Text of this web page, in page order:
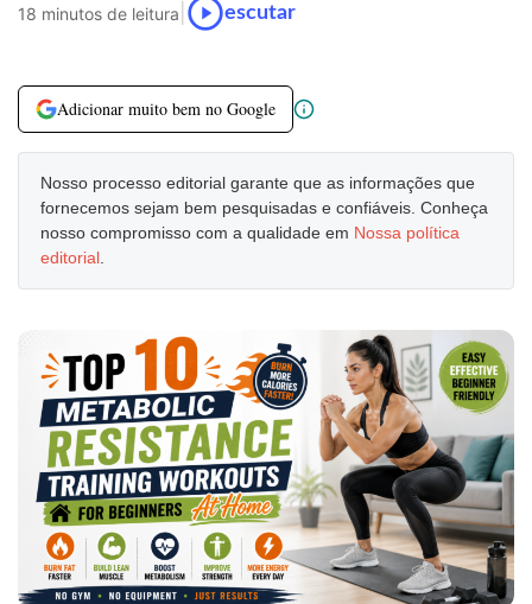
18 minutos de leitura escutar
Adicionar muito bem no Google
Nosso processo editorial garante que as informações que
fornecemos sejam bem pesquisadas e confiáveis. Conheça
nosso compromisso com a qualidade em Nossa política
editorial